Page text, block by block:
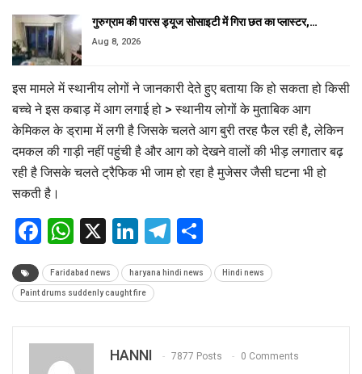
गुरुग्राम की पारस ड्यूज सोसाइटी में गिरा छत का प्लास्टर,…
Aug 8, 2026
इस मामले में स्थानीय लोगों ने जानकारी देते हुए बताया कि हो सकता हो किसी
बच्चे ने इस कबाड़ में आग लगाई हो > स्थानीय लोगों के मुताबिक आग
केमिकल के ड्रामा में लगी है जिसके चलते आग बुरी तरह फैल रही है, लेकिन
दमकल की गाड़ी नहीं पहुंची है और आग को देखने वालों की भीड़ लगातार बढ़
रही है जिसके चलते ट्रैफिक भी जाम हो रहा है मुजेसर जैसी घटना भी हो
सकती है।
Facebook
WhatsApp
X LinkedIn
Telegram
Faridabad news haryana hindi news Hindi news
Paint drums suddenly caught fire
HANNI 7877 Posts 0 Comments